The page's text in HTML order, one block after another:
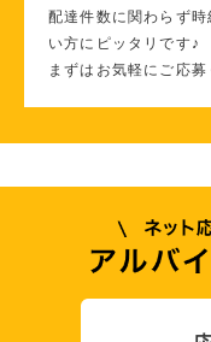
配達件数に関わらず
い方にピッタリです♪
まずはお気軽にご応募